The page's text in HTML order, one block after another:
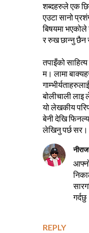
शब्दहरुले एक
एउटा सानो
बिषयमा भएकोले
र रुख छान्नु छैन
तपाइँको
म। लामा
बोलीचाली
यो लेखकीय
बेनी देखि
लेखिनु पर्छ
REPLY